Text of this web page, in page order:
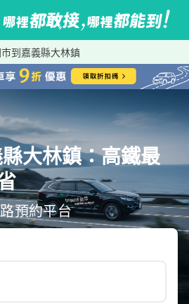
到嘉義縣大林鎮
大林鎮：高鐵最
預約平台